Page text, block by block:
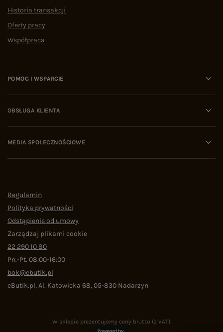
Historia transakcji
Oferty pracy
Współpraca
POMOC I WSPARCIE
OBSŁUGA KLIENTA
MEDIA SPOŁECZNOŚCIOWE
Regulamin
Polityka prywatności
Odstąpienie od umowy
Zarządzaj plikami cookie
22 290 10 80
Pn.-Pt. 08:00-16:00
bok@ebutik.pl
eButik.pl,Al. Katowicka 68,05-830 Nadarzyn
W sklepie prezentujemy ceny brutto (z VAT).